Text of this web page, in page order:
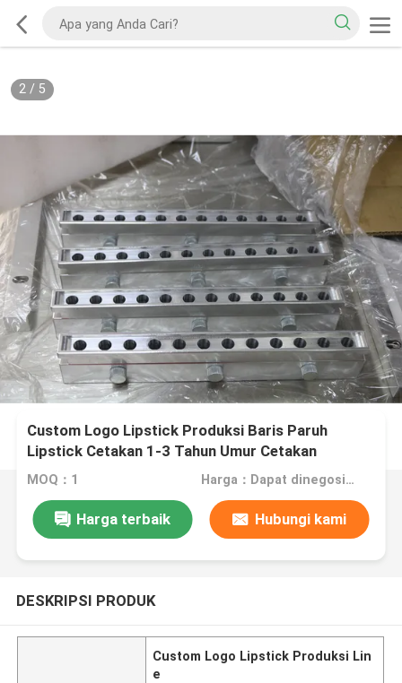
2/ 5
Custom Logo Lipstick Produksi Baris Paruh
Lipstick Cetakan 1-3 Tahun Umur Cetakan
MOQ：1 Harga：Dapat dinegosiasikan
Harga terbaik Hubungi kami
DESKRIPSI PRODUK
Custom Logo Lipstick Produksi Lin
e